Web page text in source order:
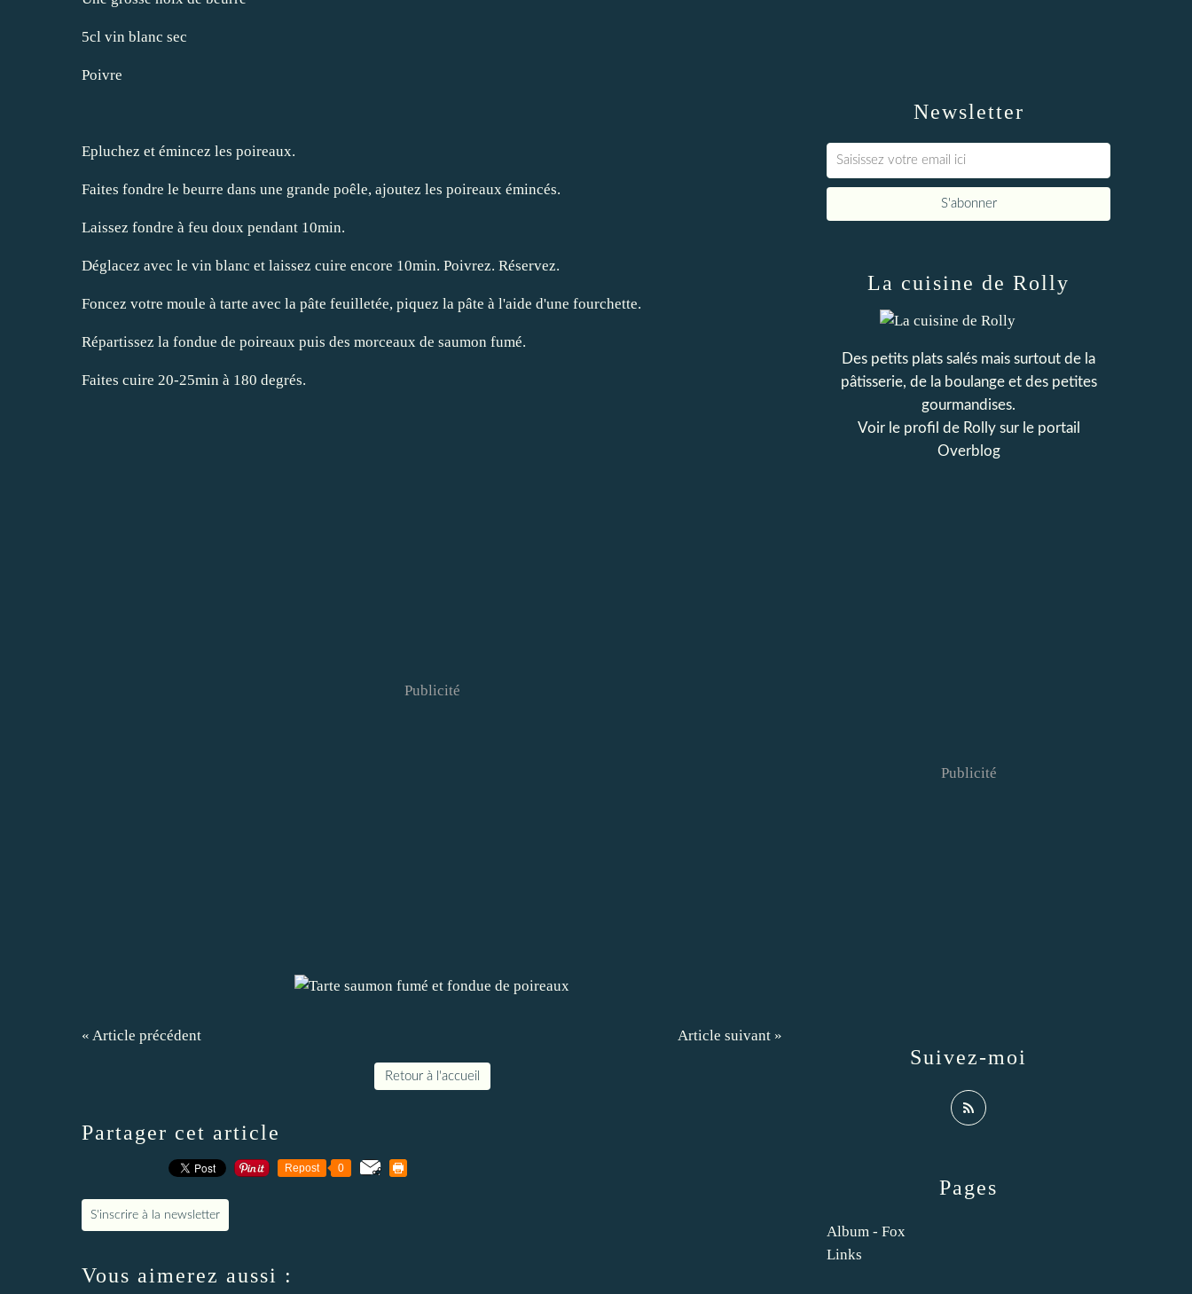
5cl vin blanc sec
Poivre
Epluchez et émincez les poireaux.
Faites fondre le beurre dans une grande poêle, ajoutez les poireaux émincés.
Laissez fondre à feu doux pendant 10min.
Déglacez avec le vin blanc et laissez cuire encore 10min. Poivrez. Réservez.
Foncez votre moule à tarte avec la pâte feuilletée, piquez la pâte à l'aide d'une fourchette.
Répartissez la fondue de poireaux puis des morceaux de saumon fumé.
Faites cuire 20-25min à 180 degrés.
Publicité
« Article précédent Article suivant »
Retour à l'accueil
Partager cet article
Repost 0
S'inscrire à la newsletter
Vous aimerez aussi :
Newsletter
Pages
Album - Fox
Links
La cuisine de Rolly
Des petits plats salés mais surtout de la
pâtisserie, de la boulange et des petites
gourmandises.
Voir le profil de Rollysur le portail
Overblog
Suivez-moi
Publicité